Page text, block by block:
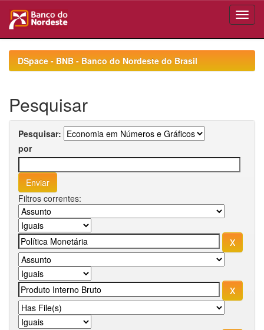
navigationDSpace - BNB - Banco do Nordeste do Brasil
Pesquisar
Pesquisar:
por
Filtros correntes: